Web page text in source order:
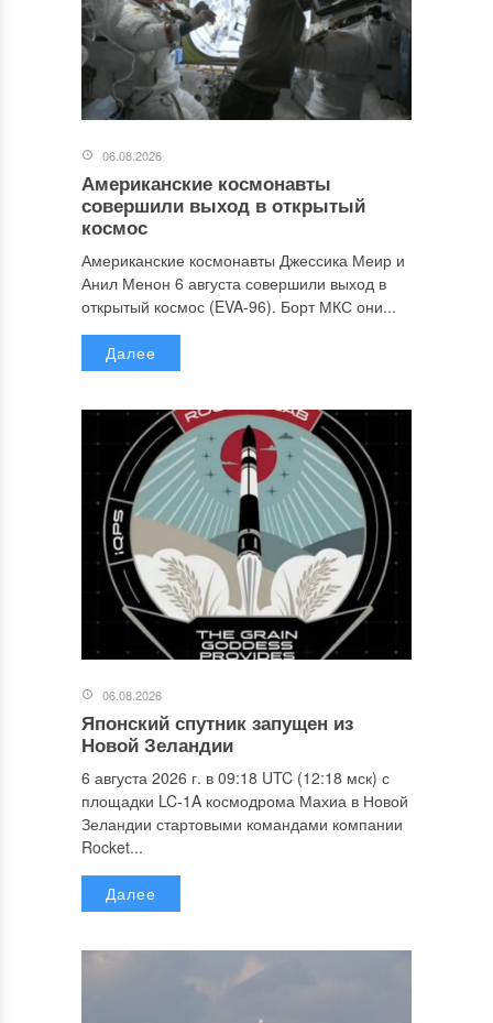
06.08.2026
Американские космонавты
совершили выход в открытый
космос
Американские космонавты Джессика Меир и
Анил Менон 6 августа совершили выход в
открытый космос (EVA-96). Борт МКС они...
Далее
06.08.2026
Японский спутник запущен из
Новой Зеландии
6 августа 2026 г. в 09:18 UTC (12:18 мск) с
площадки LC-1A космодрома Махиа в Новой
Зеландии стартовыми командами компании
Rocket...
Далее